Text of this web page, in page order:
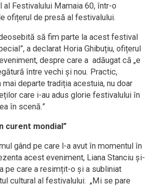
al Festivalului Mamaia 60, într-o
ofițerul de presă al festivalului.
să fim parte la acest festival
a declarat Horia Ghibuțiu, ofițerul
despre care a adăugat că „e
între vechi și nou. Practic,
departe tradiția acestuia, nu doar
care i-au adus glorie festivalului în
în scenă.”
curent mondial”
gând pe care l-a avut în momentul în
acest eveniment, Liana Stanciu și-
pe care a resimțit-o și a subliniat
cultural al festivalului: „Mi se pare